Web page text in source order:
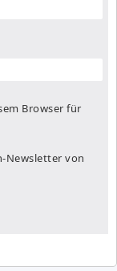
Browser für
Newsletter von